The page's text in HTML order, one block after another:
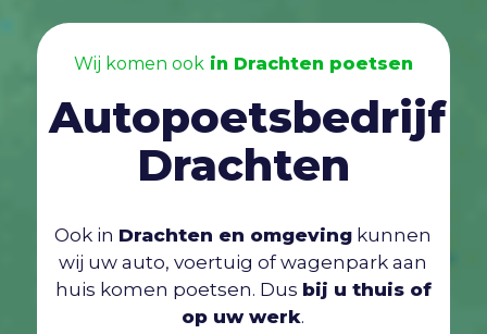
Wij komen ookin Drachten poetsen
Autopoetsbedrijf
Drachten
Ook in Drachten en omgeving kunnen
wij uw auto, voertuig of wagenpark aan
huis komen poetsen. Dus bij u thuis of
op uw werk.